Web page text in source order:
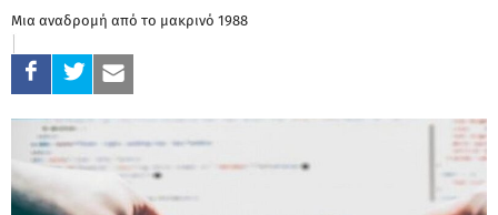
Μια αναδρομή από το μακρινό 1988